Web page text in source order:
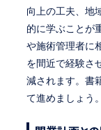
向上の工夫、地
的に学ぶことが
や施術管理者に
を間近で経験さ
減されます。書
て進めましょう。